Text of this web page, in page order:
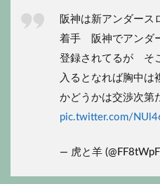
阪神は新アンダース
着手 阪神でアンダ
登録されてるが そ
入るとなれば胸中
かどうかは交渉次第
pic.twitter.com/
— 虎と羊